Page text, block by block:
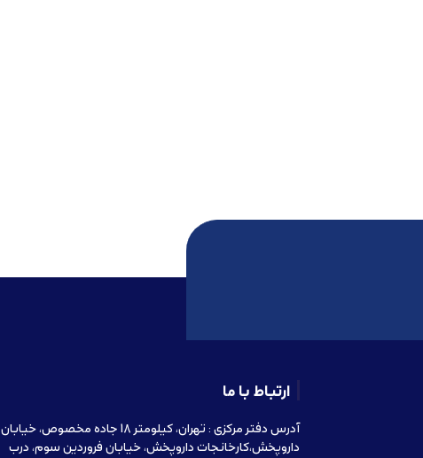
ارتباط با ما
آدرس دفتر مرکزی : تهران، کیلومتر 18 جاده مخصوص، خیابان
داروپخش،کارخانجات داروپخش، خیابان فروردین سوم، درب